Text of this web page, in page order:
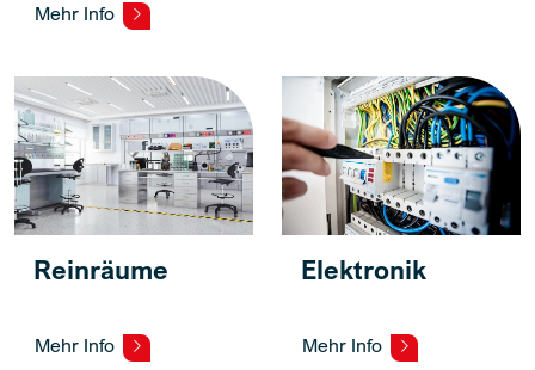
Mehr Info
Reinräume
Mehr Info
Elektronik
Mehr Info